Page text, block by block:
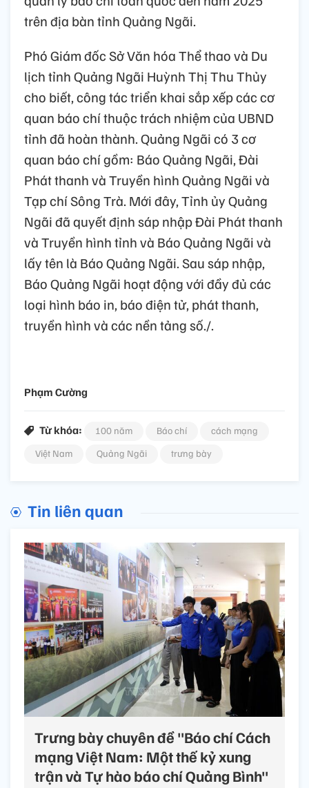
trên địa bàn tỉnh Quảng Ngãi.
Phó Giám đốc Sở Văn hóa Thể thao và Du
lịch tỉnh Quảng Ngãi Huỳnh Thị Thu Thủy
cho biết, công tác triển khai sắp xếp các cơ
quan báo chí thuộc trách nhiệm của UBND
tỉnh đã hoàn thành. Quảng Ngãi có 3 cơ
quan báo chí gồm: Báo Quảng Ngãi, Đài
Phát thanh và Truyền hình Quảng Ngãi và
Tạp chí Sông Trà. Mới đây, Tỉnh ủy Quảng
Ngãi đã quyết định sáp nhập Đài Phát thanh
và Truyền hình tỉnh và Báo Quảng Ngãi và
lấy tên là Báo Quảng Ngãi. Sau sáp nhập,
Báo Quảng Ngãi hoạt động với đầy đủ các
loại hình báo in, báo điện tử, phát thanh,
truyền hình và các nền tảng số./.
Phạm Cường
Từ khóa: 100 năm Báo chí
cách mạng
Việt Nam
Quảng Ngãi trưng bày
Tin liên quan
Trưng bày chuyên đề "Báo chí Cách
mạng Việt Nam: Một thế kỷ xung
trận và Tự hào báo chí Quảng Bình"